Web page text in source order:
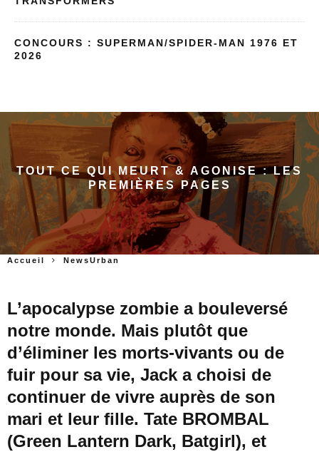
CONCOURS : SUPERMAN/SPIDER-MAN 1976 ET
2026
TOUT CE QUI MEURT & AGONISE : LES
PREMIÈRES PAGES
Accueil NewsUrban
L’apocalypse zombie a bouleversé
notre monde. Mais plutôt que
d’éliminer les morts-vivants ou de
fuir pour sa vie, Jack a choisi de
continuer de vivre auprès de son
mari et leur fille. Tate BROMBAL
(Green Lantern Dark, Batgirl), et